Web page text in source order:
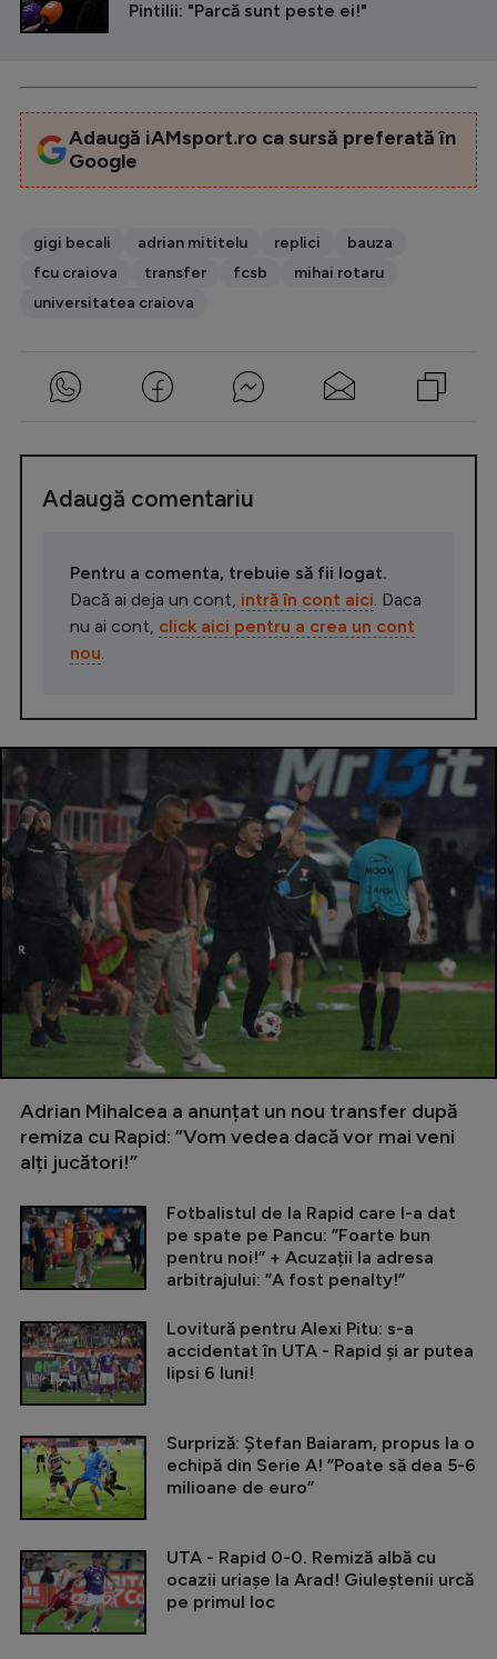
Pintilii: "Parcă sunt peste ei!"
Adaugă iAMsport.ro ca sursă preferată în
Google
gigi becali adrian mititelu replici
bauza
fcu craiova
transfer fcsb
mihai rotaru
universitatea craiova
Adaugă comentariu
Pentru a comenta, trebuie să fii logat.
Dacă ai deja un cont, intră în cont aici. Daca
nu ai cont, click aici pentru a crea un cont
nou.
Adrian Mihalcea a anunțat un nou transfer după
remiza cu Rapid: ”Vom vedea dacă vor mai veni
alți jucători!”
Fotbalistul de la Rapid care l-a dat
pe spate pe Pancu: ”Foarte bun
pentru noi!” + Acuzații la adresa
arbitrajului: ”A fost penalty!”
Lovitură pentru Alexi Pitu: s-a
accidentat în UTA - Rapid și ar putea
lipsi 6 luni!
Surpriză: Ștefan Baiaram, propus la o
echipă din Serie A! ”Poate să dea 5-6
milioane de euro”
UTA - Rapid 0-0. Remiză albă cu
ocazii uriașe la Arad! Giuleștenii urcă
pe primul loc